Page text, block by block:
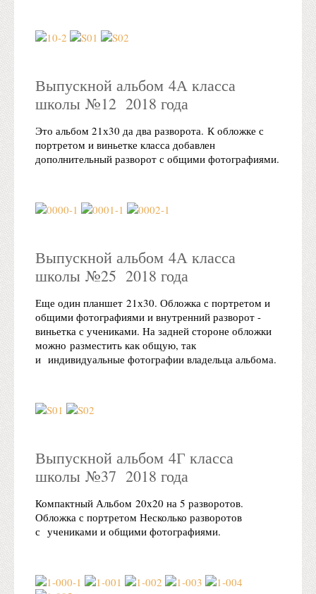
Выпускной альбом 4А класса
школы №12 2018 года
Это альбом 21х30 да два разворота. К обложке с
портретом и виньетке класса добавлен
дополнительный разворот с общими фотографиями.
Выпускной альбом 4А класса
школы №25 2018 года
Еще один планшет 21х30. Обложка с портретом и
общими фотографиями и внутренний разворот -
виньетка с учениками. На задней стороне обложки
можно разместить как общую, так
и индивидуальные фотографии владельца альбома.
Выпускной альбом 4Г класса
школы №37 2018 года
Компактный Альбом 20х20 на 5 разворотов.
Обложка с портретом Несколько разворотов
с учениками и общими фотографиями.